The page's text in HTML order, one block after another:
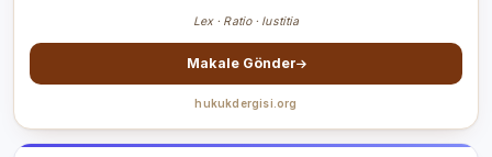
Lex · Ratio · Iustitia
Makale Gönder
hukukdergisi.org